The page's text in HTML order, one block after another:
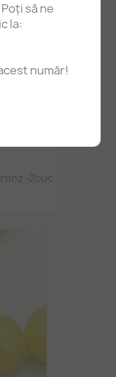
să ne
la:
număr!
-2buc